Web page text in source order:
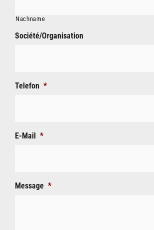
Nachname
Société/Organisation
Telefon *
E-Mail *
Message *